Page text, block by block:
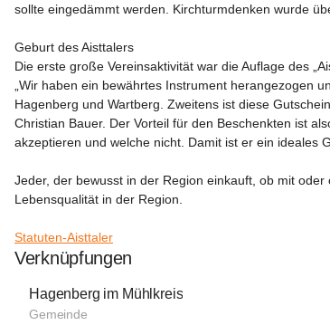
sollte eingedämmt werden. Kirchturmdenken wurde
Geburt des Aisttalers
Die erste große Vereinsaktivität war die Auflage des
„Wir haben ein bewährtes Instrument herangezogen
Hagenberg und Wartberg. Zweitens ist diese
Christian Bauer. Der Vorteil für den Beschenkten ist
akzeptieren und welche nicht. Damit ist er ein ideales
Jeder, der bewusst in der Region einkauft, ob mit
Lebensqualität in der Region.
Statuten-Aisttaler
Verknüpfungen
Hagenberg im Mühlkreis
Gemeinde